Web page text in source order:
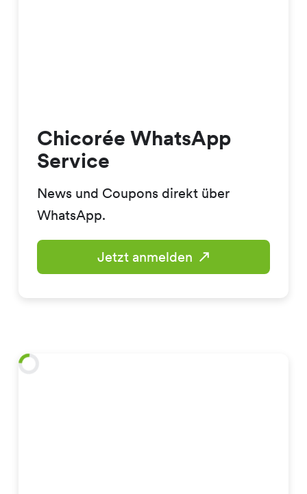
Chicorée WhatsApp
Service
News und Coupons direkt über
WhatsApp.
Jetzt anmelden